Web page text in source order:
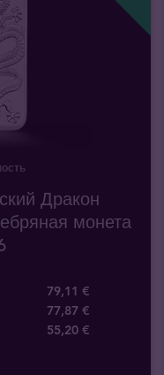
Дракон
монета
79,11 €
77,87 €
55,20 €